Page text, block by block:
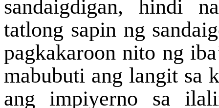
sandaigdigan, hindi
tatlong sapin ng
pagkakaroon nito ng
mabubuti ang langit sa
ang impiyerno sa